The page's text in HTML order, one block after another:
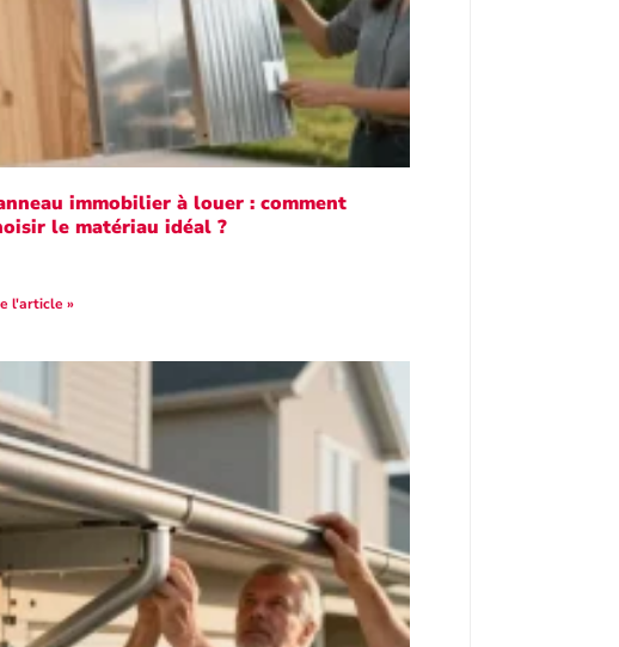
immobilier à louer : comment
le matériau idéal ?
l'article »